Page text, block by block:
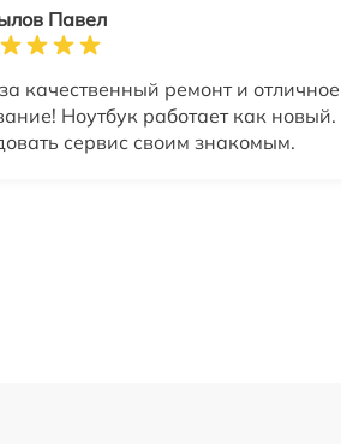
Павел
качественный ремонт и отличное
Ноутбук работает как
сервис своим знакомым.